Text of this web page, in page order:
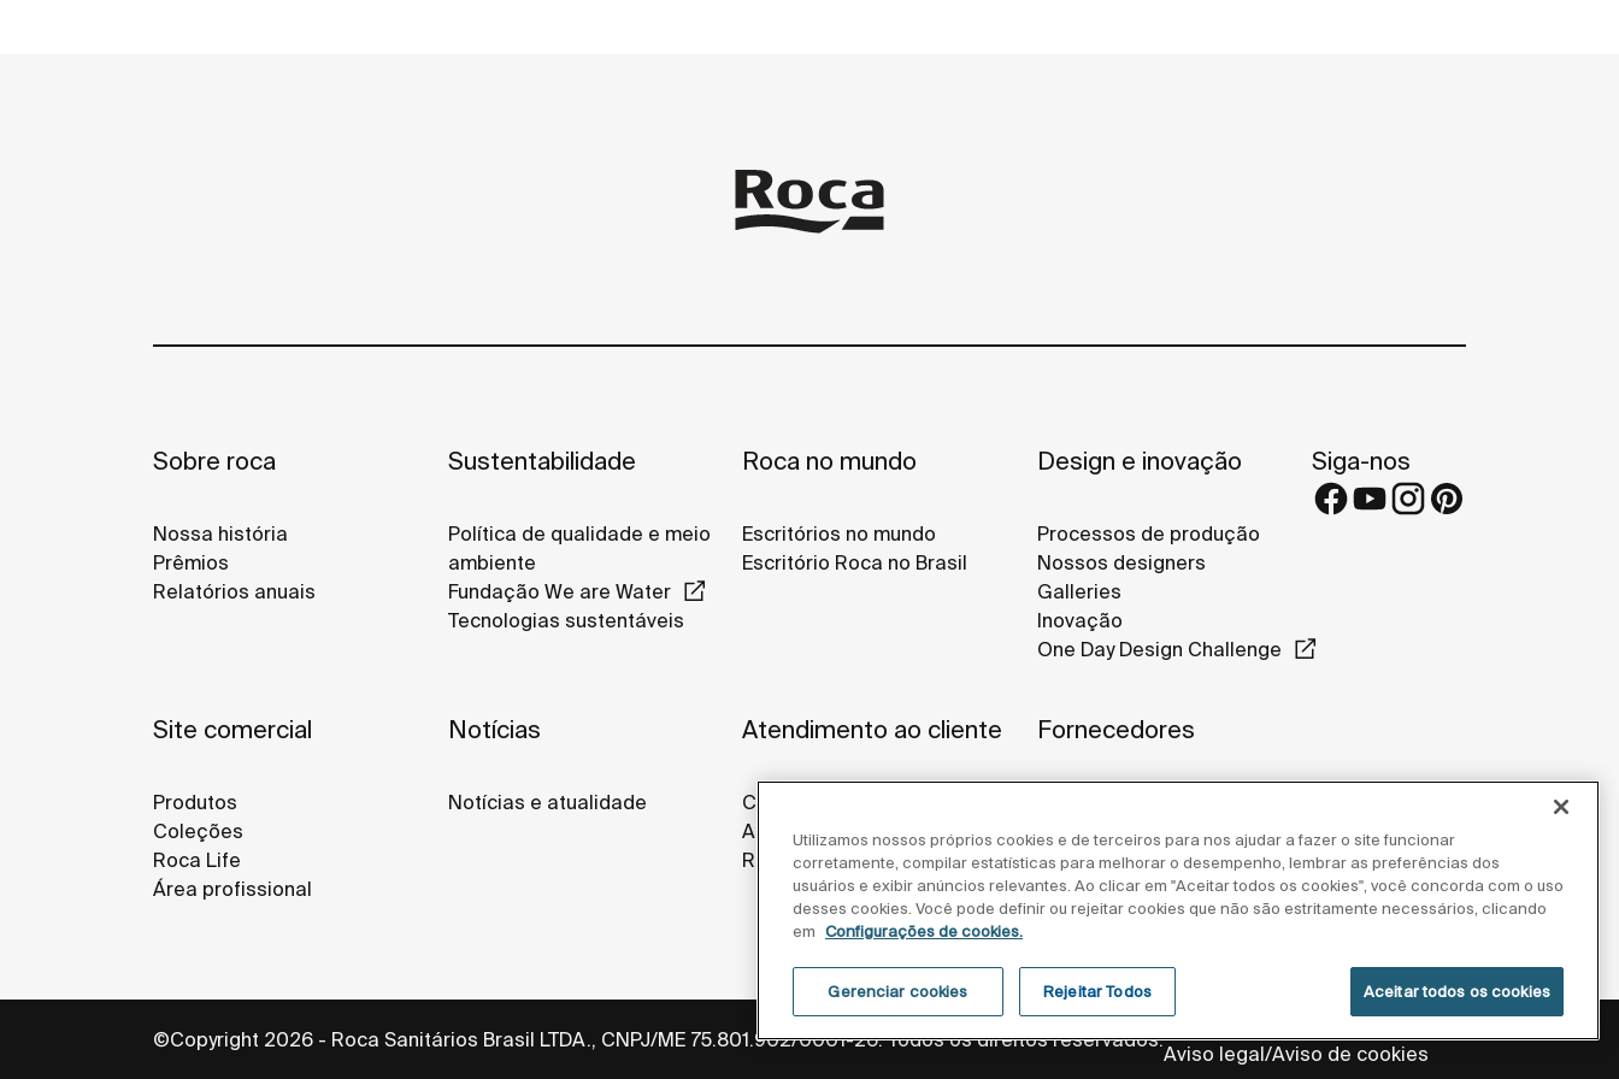
Sobre roca
Nossa história
Prêmios
Relatórios anuais
Sustentabilidade
Política de qualidade e meio
ambiente
Fundação We are Water
Tecnologias sustentáveis
Roca no mundo
Escritórios no mundo
Escritório Roca no Brasil
Design e inovação
Processos de produção
Nossos designers
Galleries
Inovação
One Day Design Challenge
Site comercial
Produtos
Coleções
Roca Life
Área profissional
Notícias
Notícias e atualidade
Atendimento ao cliente
Contato
Assistência técnica
Representante comercial
Fornecedores
Siga-nos
Aviso legal
Aviso de cookies
©Copyright 2026 - Roca Sanitários Brasil LTDA., CNPJ/ME 75.801.902/0001-26. Todos os direitos reservados.
Utilizamos nossos próprios cookies e de terceiros para nos ajudar a fazer o site funcionar
corretamente, compilar estatísticas para melhorar o desempenho, lembrar as preferências dos
usuários e exibir anúncios relevantes. Ao clicar em "Aceitar todos os cookies", você concorda com o uso
desses cookies. Você pode definir ou rejeitar cookies que não são estritamente necessários, clicando
em Configurações de cookies.
Gerenciar cookies Rejeitar Todos Aceitar todos os cookies